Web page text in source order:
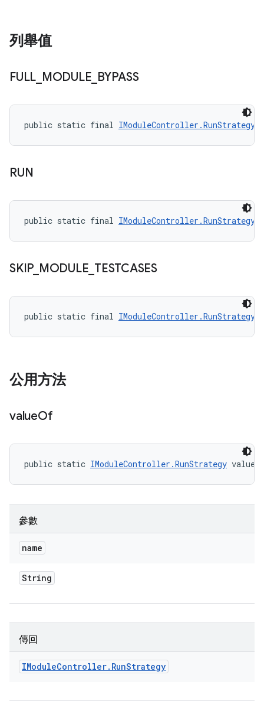
列舉值
FULL MODULE BYPASS
public static final IModuleController.RunStrategy
RUN
public static final IModuleController.RunStrategy
SKIP_ MODULE TESTCASES
public static final IModuleController.RunStrategy
公用方法
valueOf
public static IModuleController.RunStrategy
參數
name
String
傳回
IModuleController. RunStrategy